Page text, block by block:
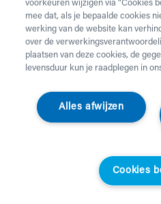
Cleverclixx
(60
Original Pack Intense
voorkeuren wijzigen via “Cookies
mee dat, als je bepaalde cookies
werking van de website kan
over de
plaatsen van deze cookies, de
levensduur kun je raadplegen in
Alles afwijzen
Cookies